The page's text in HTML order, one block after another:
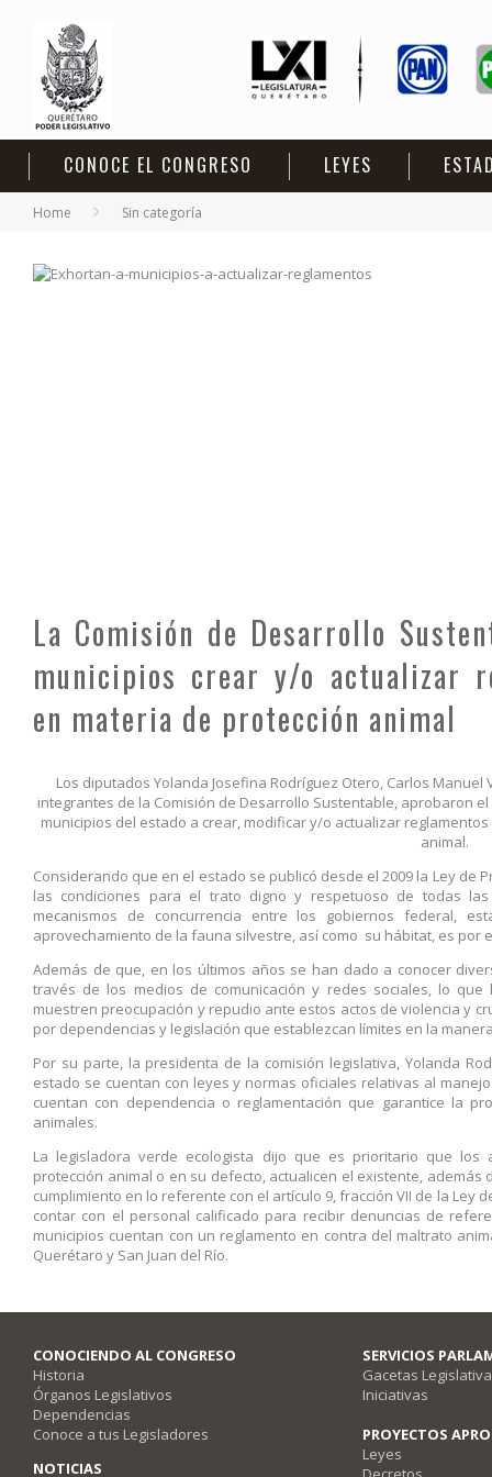
CONOCE EL CONGRESO LEYES
Home Sin categoría
La Comisión de Desarrollo
municipios crear y/o actualizar
en materia de protección animal
Los diputados Yolanda Josefina Rodríguez Otero, Carlos
integrantes de la Comisión de Desarrollo Sustentable, aprobaron
municipios del estado a crear, modificar y/o actualizar
animal.
Considerando que en el estado se publicó desde el 2009 la Ley de
las condiciones para el trato digno y respetuoso de todas
mecanismos de concurrencia entre los gobiernos federal,
aprovechamiento de la fauna silvestre, así como su hábitat, es por
Además de que, en los últimos años se han dado a conocer
través de los medios de comunicación y redes sociales, lo
muestren preocupación y repudio ante estos actos de violencia y
por dependencias y legislación que establezcan límites en la
Por su parte, la presidenta de la comisión legislativa, Yolanda
estado se cuentan con leyes y normas oficiales relativas al
cuentan con dependencia o reglamentación que garantice la
animales.
La legisladora verde ecologista dijo que es prioritario que los
protección animal o en su defecto, actualicen el existente,
cumplimiento en lo referente con el artículo 9, fracción VII de la Ley
contar con el personal calificado para recibir denuncias de
municipios cuentan con un reglamento en contra del maltrato
Querétaro y San Juan del Río.
CONOCIENDO AL CONGRESO
Historia
Órganos Legislativos
Dependencias
Conoce a tus Legisladores
NOTICIAS
SERVICIOS
Gacetas
Iniciativas
PROYECTOS
Leyes